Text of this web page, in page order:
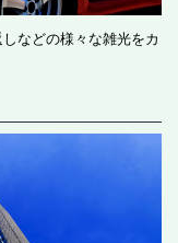
などの様々な雑光をカ